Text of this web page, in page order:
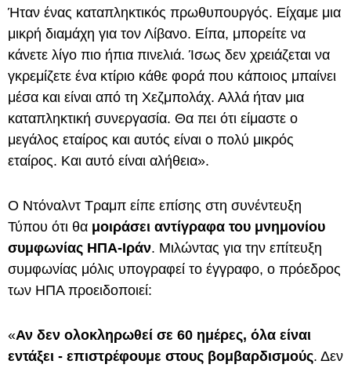
Ήταν ένας καταπληκτικός πρωθυπουργός. Είχαμε μια
μικρή διαμάχη για τον Λίβανο. Είπα, μπορείτε να
κάνετε λίγο πιο ήπια πινελιά. Ίσως δεν χρειάζεται να
γκρεμίζετε ένα κτίριο κάθε φορά που κάποιος μπαίνει
μέσα και είναι από τη Χεζμπολάχ. Αλλά ήταν μια
καταπληκτική συνεργασία. Θα πει ότι είμαστε ο
μεγάλος εταίρος και αυτός είναι ο πολύ μικρός
εταίρος. Και αυτό είναι αλήθεια».
Ο Ντόναλντ Τραμπ είπε επίσης στη συνέντευξη
Τύπου ότι θα μοιράσει αντίγραφα του μνημονίου
συμφωνίας ΗΠΑ-Ιράν. Μιλώντας για την επίτευξη
συμφωνίας μόλις υπογραφεί το έγγραφο, ο πρόεδρος
των ΗΠΑ προειδοποιεί:
«Αν δεν ολοκληρωθεί σε 60 ημέρες, όλα είναι
εντάξει - επιστρέφουμε στους βομβαρδισμούς. Δεν